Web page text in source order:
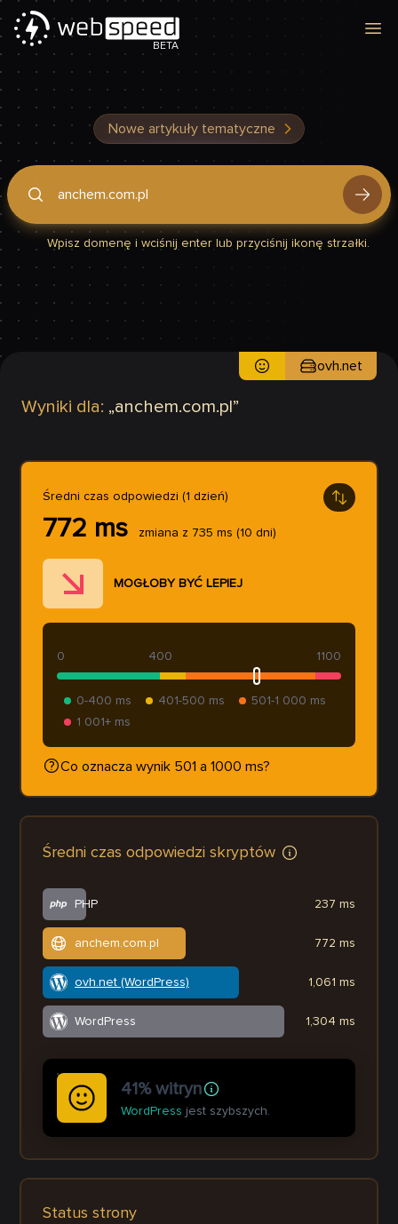
BETA
Nowe artykuły tematyczne
Podaj domenę, by sprawdzić, czy Twoja strona jest szybka
Wpisz domenę i wciśnij enter lub przyciśnij ikonę strzałki.
Wyniki dla: „anchem.com.pl ”
ovh.net
Średni czas odpowiedzi (1 dzień)
772 ms zmiana z 735 ms (10 dni)
MOGŁOBY BYĆ LEPIEJ
400
0 1100
0-400 ms 401-500 ms
501-1 000 ms
1 001+ ms
Co oznacza wynik 501 a 1000 ms?
Średni czas odpowiedzi skryptów
PHP
anchem.com.pl
ovh.net (WordPress)
WordPress
237 ms
772 ms
1,061 ms
1,304 ms
41% witryn
WordPress jest szybszych.
Status strony